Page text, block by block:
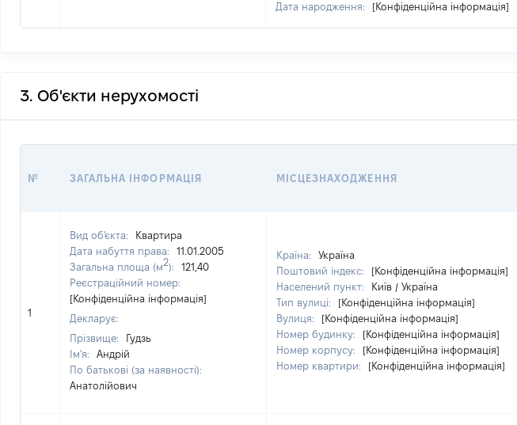
Дата народження:
[Конфіденційна інформація]
3. Об'єкти нерухомості
№ ЗАГАЛЬНА ІНФОРМАЦІЯ МІСЦЕЗНАХОДЖЕННЯ
1
Вид об'єкта:
Квартира
Дата набуття права:
11.01.2005
Загальна площа (м2):
121,40
Реєстраційний номер:
[Конфіденційна інформація]
Декларує:
Прізвище:
Гудзь
Ім'я:
Андрій
По батькові (за наявності):
Анатолійович
Країна:
Україна
Поштовий індекс:
[Конфіденційна інформація]
Населений пункт:
Київ / Україна
Тип вулиці:
[Конфіденційна інформація]
Вулиця:
[Конфіденційна інформація]
Номер будинку:
[Конфіденційна інформація]
Номер корпусу:
[Конфіденційна інформація]
Номер квартири:
[Конфіденційна інформація]